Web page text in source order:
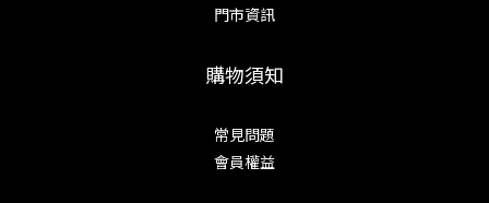
門市資訊
購物須知
常見問題
會員權益